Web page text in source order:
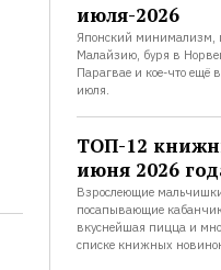
июля-2026
Японский минимализм,
Малайзию, буря в
Парагвае и кое-что
июля.
ТОП-12
июня 2026
Взрослеющие
посапывающие
вкуснейшая пицца и
списке книжных